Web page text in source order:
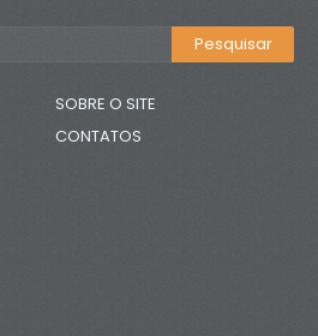
SOBRE O SITE
CONTATOS